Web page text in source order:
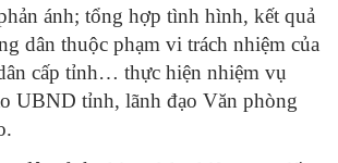
ánh; tổng hợp tình hình, kết quả
dân thuộc phạm vi trách nhiệm của
cấp tỉnh… thực hiện nhiệm vụ
UBND tỉnh, lãnh đạo Văn phòng